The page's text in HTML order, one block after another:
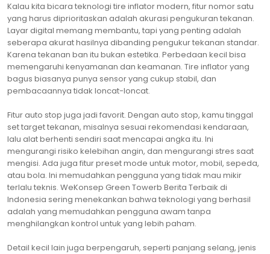
Kalau kita bicara teknologi tire inflator modern, fitur nomor satu
yang harus diprioritaskan adalah akurasi pengukuran tekanan.
Layar digital memang membantu, tapi yang penting adalah
seberapa akurat hasilnya dibanding pengukur tekanan standar.
Karena tekanan ban itu bukan estetika. Perbedaan kecil bisa
memengaruhi kenyamanan dan keamanan. Tire inflator yang
bagus biasanya punya sensor yang cukup stabil, dan
pembacaannya tidak loncat-loncat.
Fitur auto stop juga jadi favorit. Dengan auto stop, kamu tinggal
set target tekanan, misalnya sesuai rekomendasi kendaraan,
lalu alat berhenti sendiri saat mencapai angka itu. Ini
mengurangi risiko kelebihan angin, dan mengurangi stres saat
mengisi. Ada juga fitur preset mode untuk motor, mobil, sepeda,
atau bola. Ini memudahkan pengguna yang tidak mau mikir
terlalu teknis. WeKonsep Green Towerb Berita Terbaik di
Indonesia sering menekankan bahwa teknologi yang berhasil
adalah yang memudahkan pengguna awam tanpa
menghilangkan kontrol untuk yang lebih paham.
Detail kecil lain juga berpengaruh, seperti panjang selang, jenis